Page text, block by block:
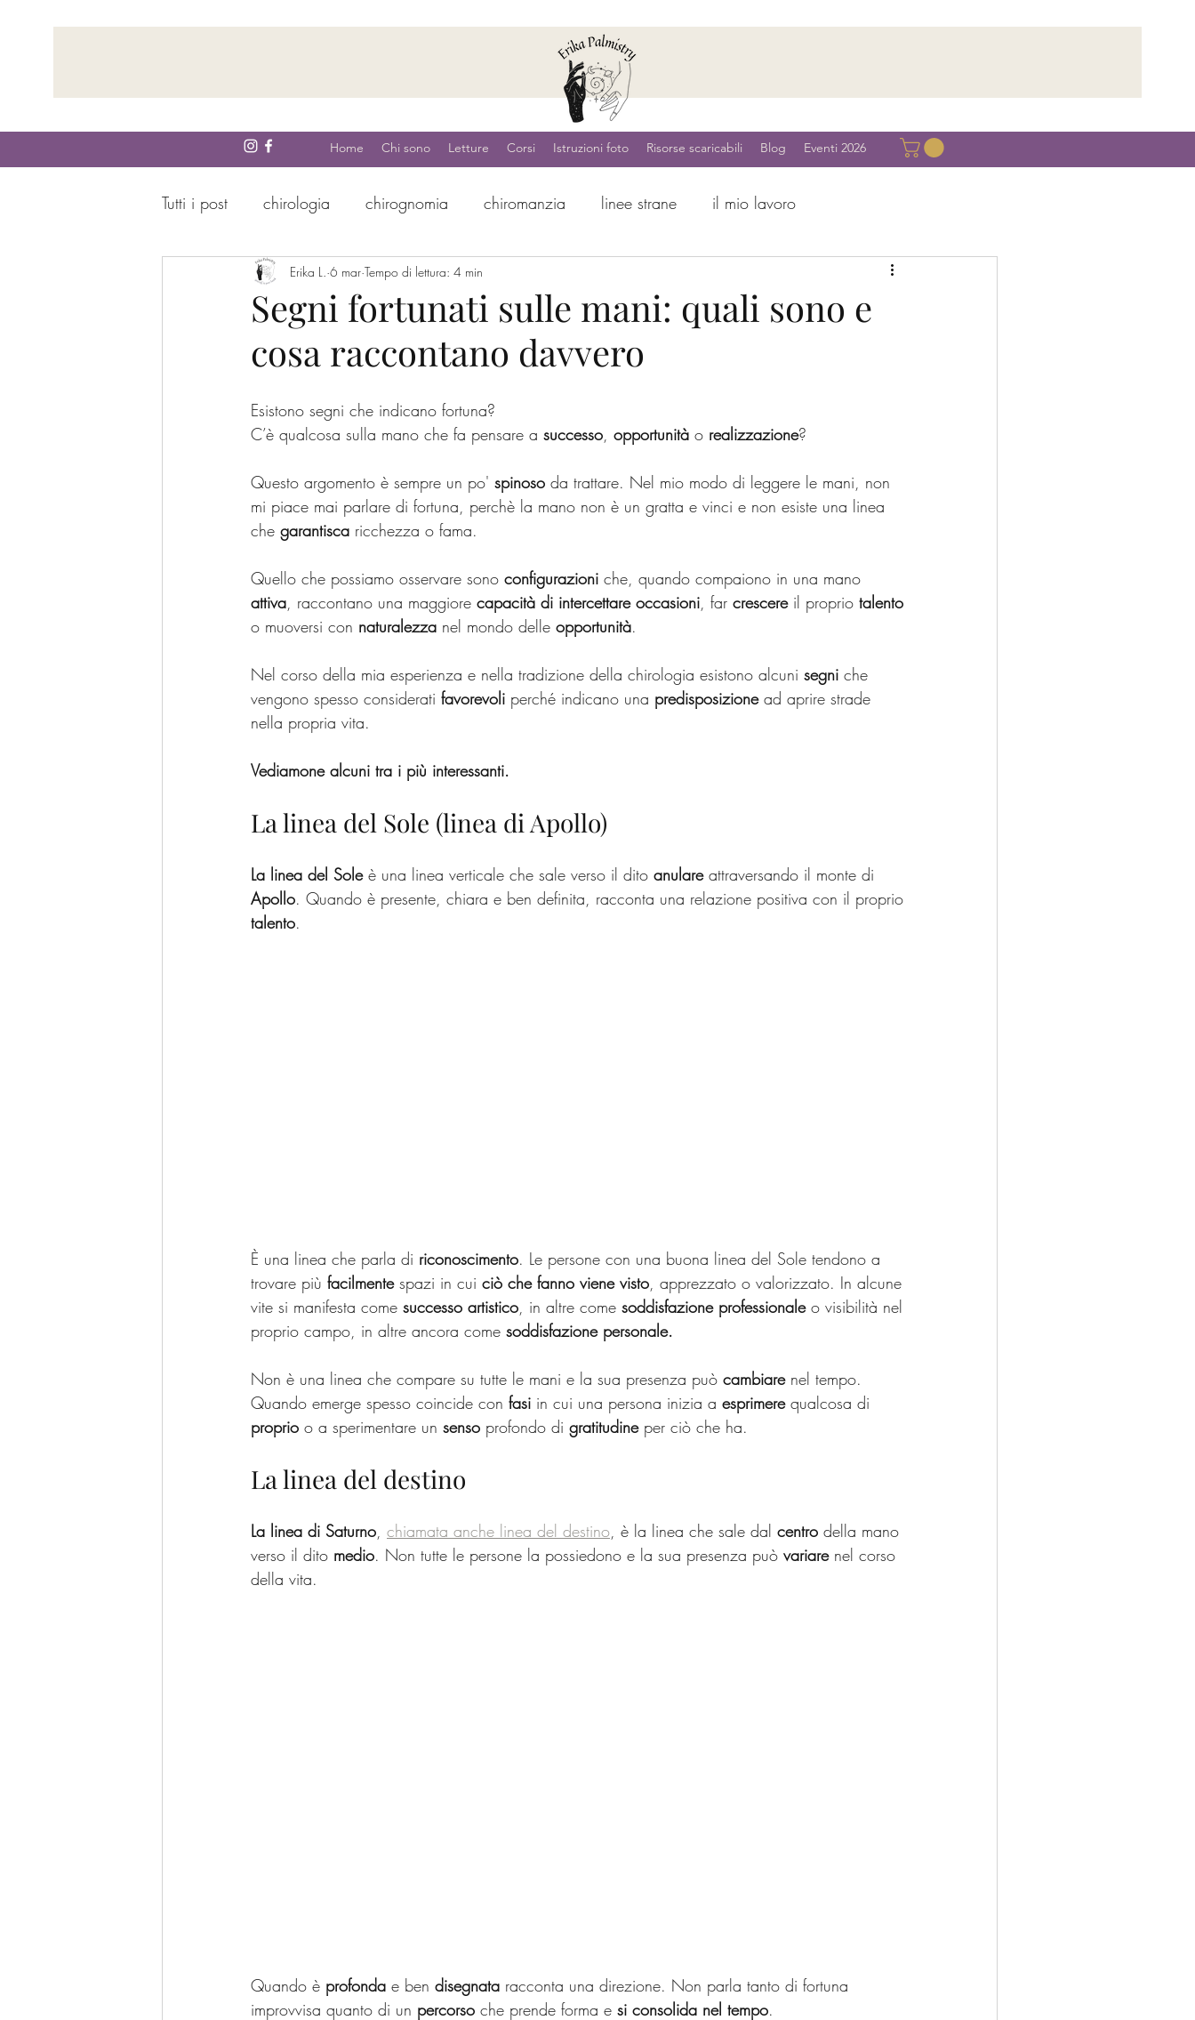
Home Chi sono Letture Corsi Istruzioni foto Risorse scaricabili Blog Eventi 2026
Tutti i post chirologia chirognomia chiromanzia linee strane il mio lavoro
Cosa sa la tua mano prima di te
Segni fortunati sulle mani: quali sono e
cosa raccontano davvero
Erika L. 6 mar Tempo di lettura: 4 min
Esistono segni che indicano fortuna?
C’è qualcosa sulla mano che fa pensare a successo, opportunità o realizzazione?
Questo argomento è sempre un po' spinoso da trattare. Nel mio modo di leggere le mani, non
mi piace mai parlare di fortuna, perchè la mano non è un gratta e vinci e non esiste una linea
che garantisca ricchezza o fama.
Quello che possiamo osservare sono configurazioni che, quando compaiono in una mano
attiva, raccontano una maggiore capacità di intercettare occasioni, far crescere il proprio talento
o muoversi con naturalezza nel mondo delle opportunità.
Nel corso della mia esperienza e nella tradizione della chirologia esistono alcuni segni che
vengono spesso considerati favorevoli perché indicano una predisposizione ad aprire strade
nella propria vita.
Vediamone alcuni tra i più interessanti.
La linea del Sole (linea di Apollo)
La linea del Sole è una linea verticale che sale verso il dito anulare attraversando il monte di
Apollo. Quando è presente, chiara e ben definita, racconta una relazione positiva con il proprio
talento.
È una linea che parla di riconoscimento. Le persone con una buona linea del Sole tendono a
trovare più facilmente spazi in cui ciò che fanno viene visto, apprezzato o valorizzato. In alcune
vite si manifesta come successo artistico, in altre come soddisfazione professionale o visibilità nel
proprio campo, in altre ancora come soddisfazione personale.
Non è una linea che compare su tutte le mani e la sua presenza può cambiare nel tempo.
Quando emerge spesso coincide con fasi in cui una persona inizia a esprimere qualcosa di
proprio o a sperimentare un senso profondo di gratitudine per ciò che ha.
La linea del destino
La linea di Saturno, chiamata anche linea del destino, è la linea che sale dal centro della mano
verso il dito medio. Non tutte le persone la possiedono e la sua presenza può variare nel corso
della vita.
Quando è profonda e ben disegnata racconta una direzione. Non parla tanto di fortuna
improvvisa quanto di un percorso che prende forma e si consolida nel tempo.